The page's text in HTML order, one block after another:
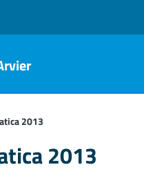
2013
2013